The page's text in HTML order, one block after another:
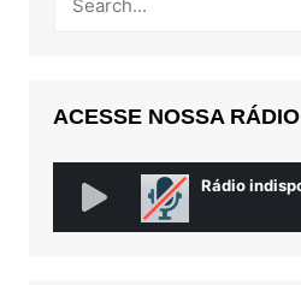
ACESSE NOSSA RÁDIO